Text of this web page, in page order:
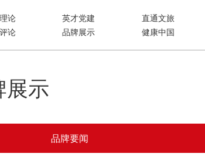
论 英才党建 直通文旅
论 品牌展示 健康中国
展示
品牌要闻